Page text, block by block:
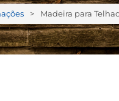
Madeira para